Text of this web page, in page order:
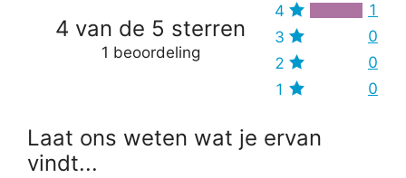
4 van de 5 sterren
1 beoordeling
4
1
3
0
2
0
1
0
Laat ons weten wat je ervan
vindt...